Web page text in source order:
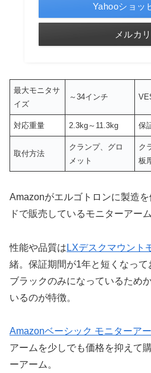
Yahooショッ
メルカリ
最大モニタサ
イズ
～34インチ
対応重量 2.3kg～11.3kg 保
取付方法
クランプ、グロ
メット
ク
板
Amazonがエルゴトロンに製造
ドで販売しているモニターアーム
性能や品質は LXデスクマウント
緒。保証期間が1年と短くなっ
ブラックのみになっているため
いるのが特徴。
Amazonベーシック モニターア
アームを少しでも価格を抑えて
ーアーム。